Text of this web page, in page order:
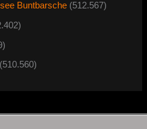
Buntbarsche (512.567)
(510.560)